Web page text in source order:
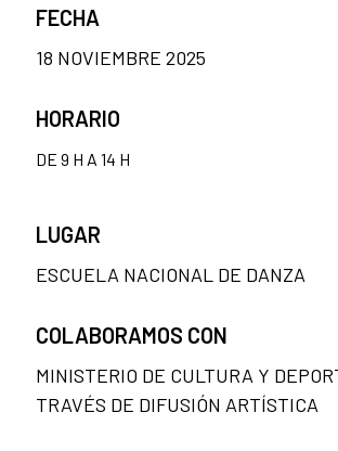
FECHA
18 NOVIEMBRE 2025
HORARIO
DE 9 H A 14 H
LUGAR
ESCUELA NACIONAL DE DANZA
COLABORAMOS CON
MINISTERIO DE CULTURA Y
TRAVÉS DE DIFUSIÓN ARTÍSTICA